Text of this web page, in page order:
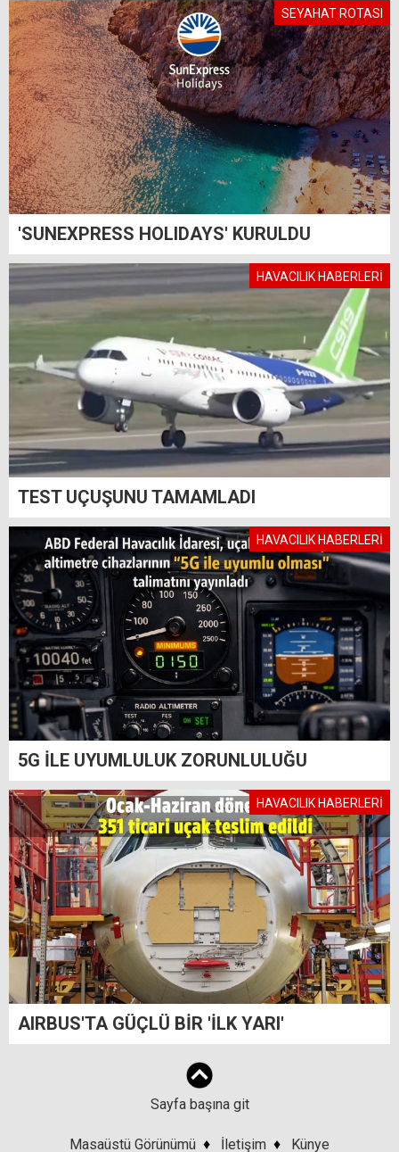
SEYAHAT ROTASI
'SUNEXPRESS HOLIDAYS' KURULDU
HAVACILIK HABERLERİ
TEST UÇUŞUNU TAMAMLADI
HAVACILIK HABERLERİ
5G İLE UYUMLULUK ZORUNLULUĞU
HAVACILIK HABERLERİ
AIRBUS'TA GÜÇLÜ BİR 'İLK YARI'
Sayfa başına git
Masaüstü Görünümü ♦ İletişim ♦ Künye